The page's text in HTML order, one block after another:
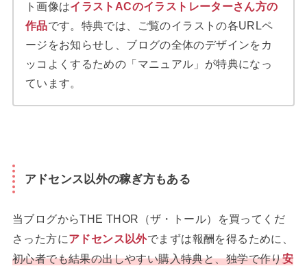
ト画像はイラストACのイラストレーターさん方の
作品です。特典では、ご覧のイラストの各URLペ
ージをお知らせし、ブログの全体のデザインをカ
ッコよくするための「マニュアル」が特典になっ
ています。
アドセンス以外の稼ぎ方もある
当ブログからTHE THOR（ザ・トール）を買ってくだ
さった方にアドセンス以外でまずは報酬を得るために、
初心者でも結果の出しやすい購入特典と、独学で作り安